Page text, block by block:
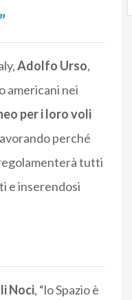
Adolfo Urso,
americani nei
per i loro voli
perché
tutti
e inserendosi
Noci, “lo Spazio è